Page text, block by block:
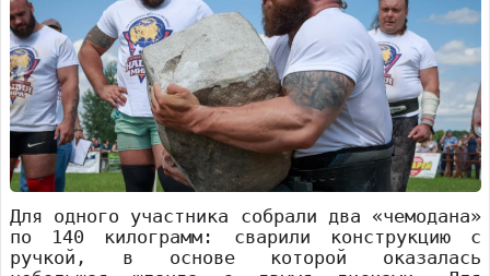
Для одного участника собрали два «чемодана»
по 140 килограмм: сварили конструкцию с
ручкой, в основе которой оказалась